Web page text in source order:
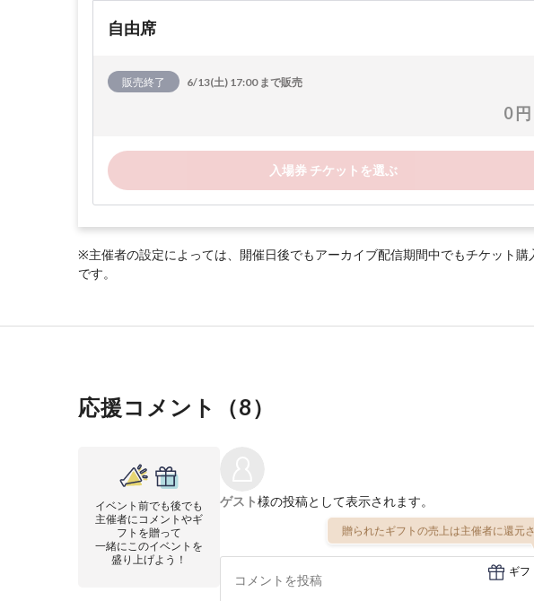
自由席
販売終了 6/13(土) 17:00 まで販売
0 円
入場券 チケットを選ぶ
※主催者の設定によっては、開催日後でもアーカイブ配信期間中でもチケット購
です。
応援コメント（8）
イベント前でも後でも
主催者にコメントやギ
フトを贈って
一緒にこのイベントを
盛り上げよう！
ゲスト様の投稿として表示されます。
贈られたギフトの売上は主催者に還元
ギフ